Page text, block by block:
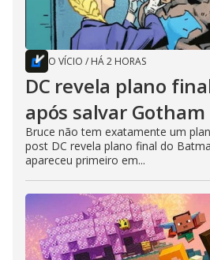
O VÍCIO / HÁ 2 HORAS
DC revela plano
após salvar Gotham
Bruce não tem exatamente um
post DC revela plano final do
apareceu primeiro em...